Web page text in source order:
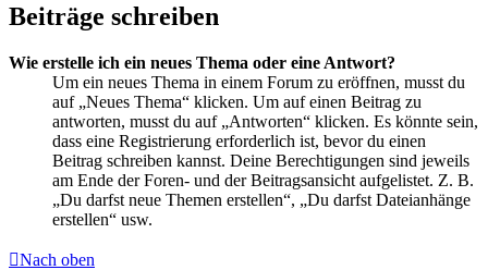
Beiträge schreiben
Wie erstelle ich ein neues Thema oder eine Antwort?
Um ein neues Thema in einem Forum zu eröffnen, musst du
auf „Neues Thema“ klicken. Um auf einen Beitrag zu
antworten, musst du auf „Antworten“ klicken. Es könnte sein,
dass eine Registrierung erforderlich ist, bevor du einen
Beitrag schreiben kannst. Deine Berechtigungen sind jeweils
am Ende der Foren- und der Beitragsansicht aufgelistet. Z. B.
„Du darfst neue Themen erstellen“, „Du darfst Dateianhänge
erstellen“ usw.
Nach oben